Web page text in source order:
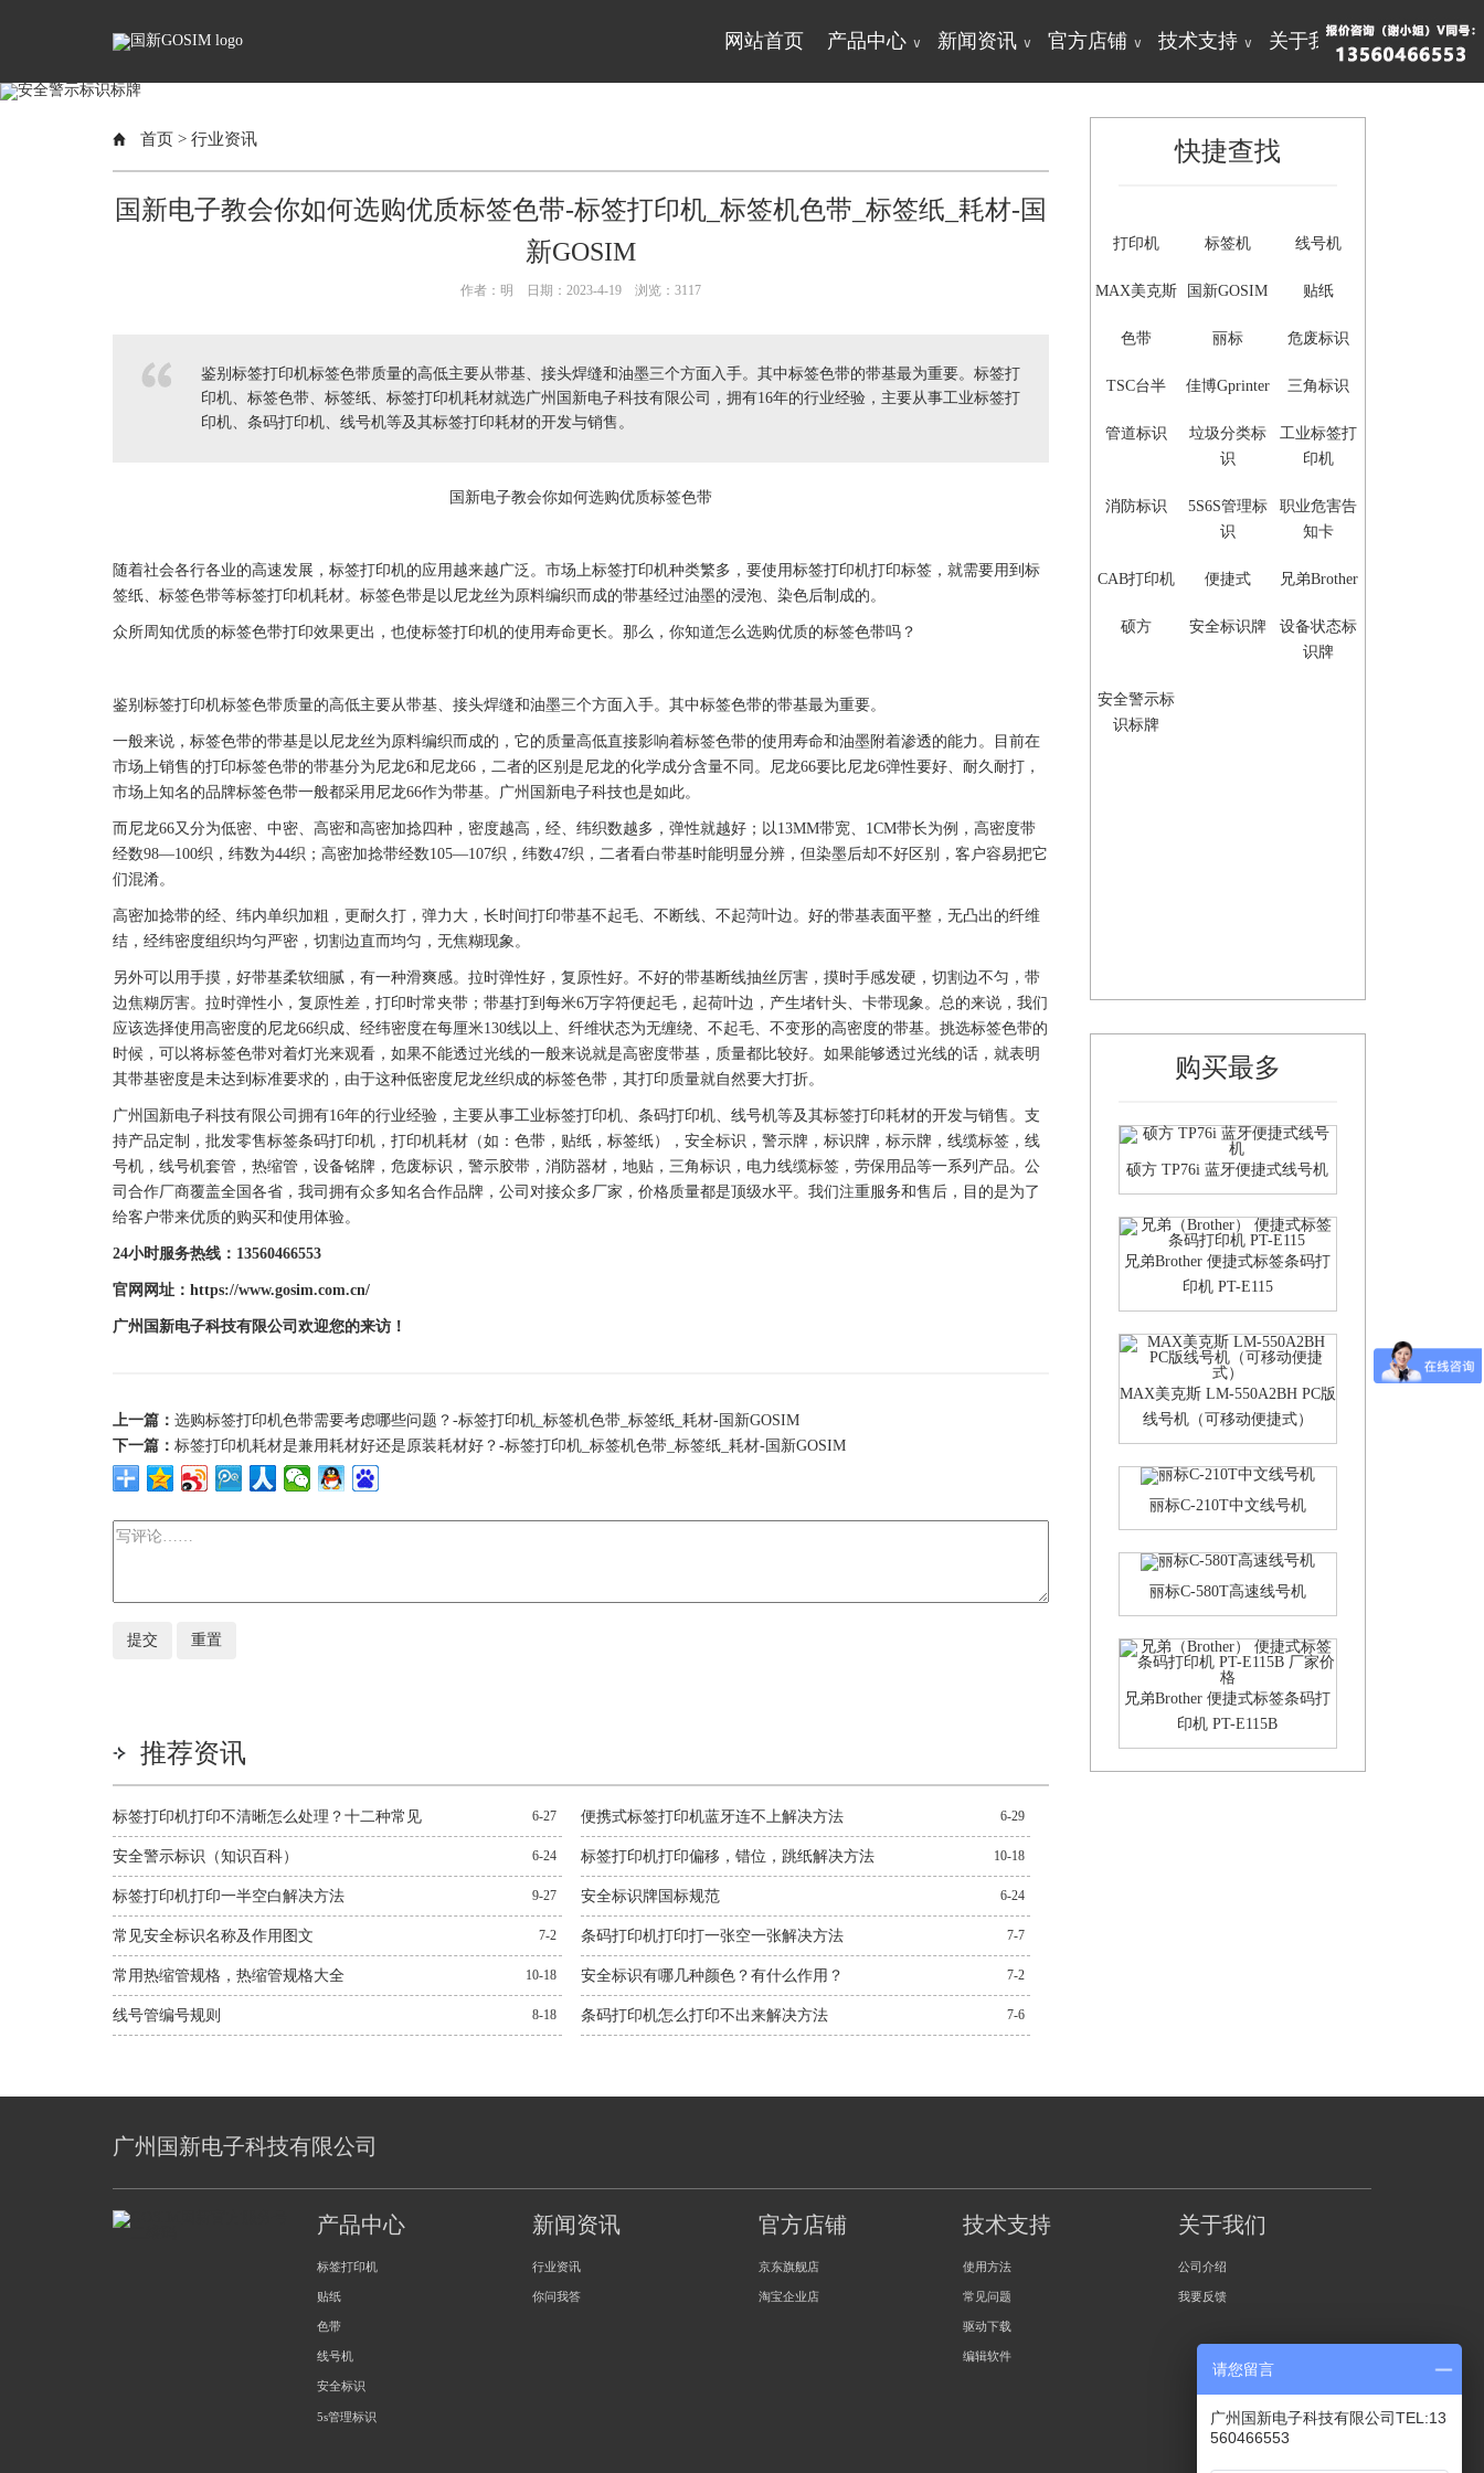
网站首页 产品中心 ∨ 新闻资讯 ∨ 官方店铺 ∨ 技术支持 ∨ 关于我们
首页 > 行业资讯
国新电子教会你如何选购优质标签色带-标签打印机_标签机色带_标签纸_耗材-国
新GOSIM
作者：明 日期：2023-4-19 浏览： 3117
鉴别标签打印机标签色带质量的高低主要从带基、接头焊缝和油墨三个方面入手。其中标签色带的带基最为重要。标签打
印机、标签色带、标签纸、标签打印机耗材就选广州国新电子科技有限公司，拥有16年的行业经验，主要从事工业标签打
印机、条码打印机、线号机等及其标签打印耗材的开发与销售。
国新电子教会你如何选购优质标签色带
随着社会各行各业的高速发展， 标签打印机的应用越来越广泛。市场上标签打印机种类繁多，要使用标签打印机打印标签 ，就需要用到 标
签纸、 标签色带等标签打印机耗材。 标签色带是以尼龙丝为原料编织而成的带基经过油墨的浸泡、染色后制成的。
众所周知优质的标签色带打印效果更出，也使标签打印机的使用寿命更长。那么，你知道怎么选购优质的标签色带吗？
鉴别 标签打印机标签色带质量的高低主要从带基、接头焊缝和油墨三个方面入手。其中标签色带的带基最为重要。
一般来说， 标签色带的带基是以尼龙丝为原料编织而成的，它的质量高低直接影响着标签色带的使用寿命和油墨附着渗透的能力。目前在
市场上销售的打印标签色带的带基分为尼龙6和尼龙66，二者的区别是尼龙的化学成分含量不同。尼龙66要比尼龙6弹性要好、耐久耐打，
市场上知名的品牌标签色带一般都采用尼龙66作为带基。广州 国新电子科技也是如此。
而尼龙66又分为低密、中密、高密和高密加捻四种，密度越高，经、纬织数越多，弹性就越好；以13MM带宽、1CM带长为例，高密度带
经数98―100织，纬数为44织；高密加捻带经数105―107织，纬数47织，二者看白带基时能明显分辨，但染墨后却不好区别，客户容易把它
们混淆。
高密加捻带的经、纬内单织加粗，更耐久打，弹力大，长时间打印带基不起毛、不断线、不起菏叶边。好的带基表面平整，无凸出的纤维
结，经纬密度组织均匀严密，切割边直而均匀，无焦糊现象。
另外可以用手摸，好带基柔软细腻，有一种滑爽感。拉时弹性好，复原性好。不好的带基断线抽丝厉害，摸时手感发硬，切割边不匀，带
边焦糊厉害。拉时弹性小，复原性差，打印时常夹带；带基打到每米6万字符便起毛，起荷叶边，产生堵针头、卡带现象。总的来说，我们
应该选择使用高密度的尼龙66织成、经纬密度在每厘米130线以上、纤维状态为无缠绕、不起毛、不变形的高密度的带基。挑选标签色带的
时候，可以将标签色带对着灯光来观看，如果不能透过光线的一般来说就是高密度带基，质量都比较好。如果能够透过光线的话，就表明
其带基密度是未达到标准要求的，由于这种低密度尼龙丝织成的标签色带 ，其打印质量就自然要大打折。
广州 国新电子科技有限公司拥有16年的行业经验，主要从事工业标签打印机、 条码打印机、线号机等及其标签打印耗材的开发与销售。支
持产品定制，批发零售标签条码打印机 ， 打印机耗材（如： 色带 ， 贴纸 ， 标签纸），安全标识， 警示牌 ， 标识牌 ， 标示牌 ，线缆标签 ，线
号机，线号机套管，热缩管，设备铭牌， 危废标识 ，警示胶带，消防器材，地贴，三角标识，电力线缆标签 ，劳保用品等一系列产品。公
司合作厂商覆盖全国各省，我司拥有众多知名合作品牌，公司对接众多厂家，价格质量都是顶级水平。我们注重服务和售后，目的是为了
给客户带来优质的购买和使用体验。
24小时服务热线：13560466553
官网网址：https://www.gosim.com.cn/
广州 国新电子科技有限公司欢迎您的来访！
上一篇： 选购标签打印机色带需要考虑哪些问题？-标签打印机_标签机色带_标签纸_耗材-国新GOSIM
下一篇： 标签打印机耗材是兼用耗材好还是原装耗材好？-标签打印机_标签机色带_标签纸_耗材-国新GOSIM
推荐资讯
标签打印机打印不清晰怎么处理？十二种常见
问题解决方法
6-27 便携式标签打印机蓝牙连不上解决方法 6-29
安全警示标识（知识百科） 6-24 标签打印机打印偏移，错位，跳纸解决方法 10-18
标签打印机打印一半空白解决方法 9-27 安全标识牌国标规范 6-24
常见安全标识名称及作用图文 7-2 条码打印机打印打一张空一张解决方法 7-7
常用热缩管规格，热缩管规格大全 10-18 安全标识有哪几种颜色？有什么作用？ 7-2
线号管编号规则 8-18 条码打印机怎么打印不出来解决方法 7-6
快捷查找
打印机 标签机 线号机
MAX美克斯 国新GOSIM 贴纸
色带 丽标 危废标识
TSC台半 佳博Gprinter 三角标识
管道标识
垃圾分类标
识
工业标签打
印机
消防标识
5S6S管理标
识
职业危害告
知卡
CAB打印机 便捷式 兄弟Brother
硕方 安全标识牌
设备状态标
识牌
安全警示标
识标牌
购买最多
硕方 TP76i 蓝牙便捷式线号机
兄弟Brother 便捷式标签条码打
印机 PT-E115
MAX美克斯 LM-550A2BH PC版
线号机（可移动便捷式）
丽标C-210T中文线号机
丽标C-580T高速线号机
兄弟Brother 便捷式标签条码打
印机 PT-E115B
广州国新电子科技有限公司
产品中心
标签打印机
贴纸
色带
线号机
安全标识
5s管理标识
新闻资讯
行业资讯
你问我答
官方店铺
京东旗舰店
淘宝企业店
技术支持
使用方法
常见问题
驱动下载
编辑软件
关于我们
公司介绍
我要反馈
请您留言
广州国新电子科技有限公司TEL:13
560466553